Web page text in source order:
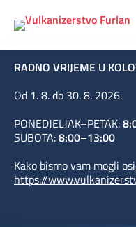
RADNO VRIJEME U
Od 1. 8. do 30. 8. 2026.
PONEDJELJAK–PETAK:
SUBOTA:8:00–13:00
Kako bismo vam mogli
https://